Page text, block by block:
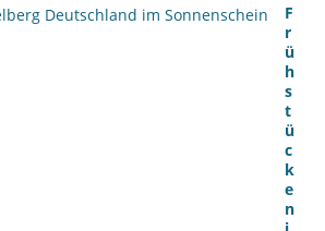
F
r
ü
h
s
t
ü
c
k
e
n